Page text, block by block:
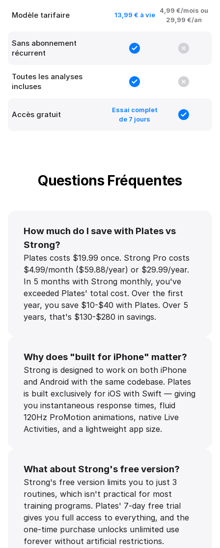
Modèle tarifaire 13,99 € à vie
4,99 €/mois ou
29,99 €/an
Sans abonnement
récurrent
Toutes les analyses
incluses
Accès gratuit
Essai complet
de 7 jours
Questions Fréquentes
How much do I save with Plates vs
Strong?
Plates costs $19.99 once. Strong Pro costs
$4.99/month ($59.88/year) or $29.99/year.
In 5 months with Strong monthly, you've
exceeded Plates' total cost. Over the first
year, you save $10-$40 with Plates. Over 5
years, that's $130-$280 in savings.
Why does "built for iPhone" matter?
Strong is designed to work on both iPhone
and Android with the same codebase. Plates
is built exclusively for iOS with Swift — giving
you instantaneous response times, fluid
120Hz ProMotion animations, native Live
Activities, and a lightweight app size.
What about Strong's free version?
Strong's free version limits you to just 3
routines, which isn't practical for most
training programs. Plates' 7-day free trial
gives you full access to everything, and the
one-time purchase unlocks unlimited use
forever without artificial restrictions.